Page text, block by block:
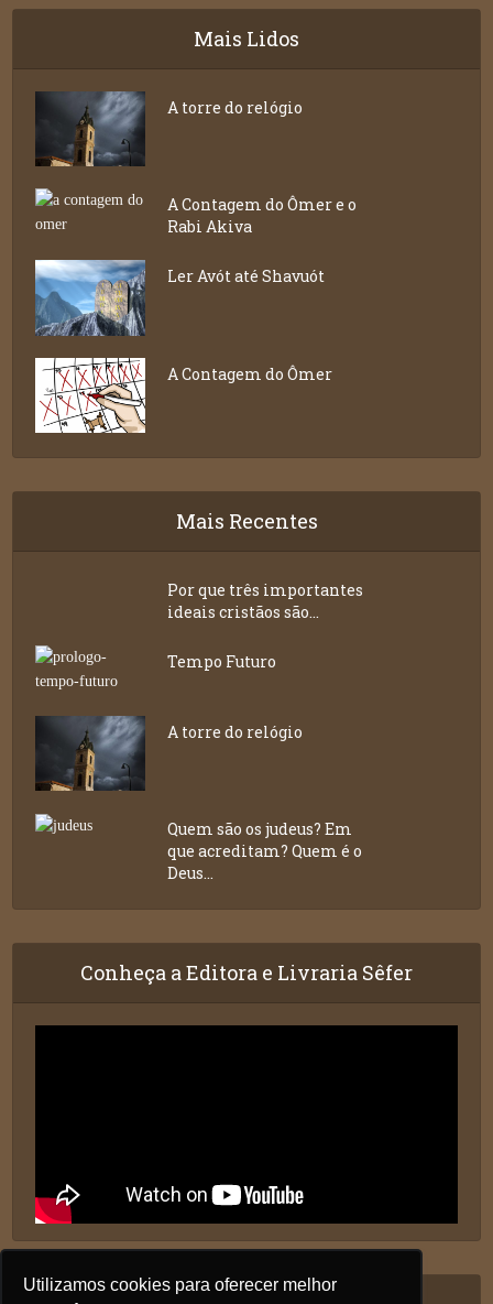
Utilizamos cookies para oferecer melhor
Mais Lidos
A torre do relógio
A Contagem do Ômer e o
Rabi Akiva
Ler Avót até Shavuót
A Contagem do Ômer
Mais Recentes
Por que três importantes
ideais cristãos são...
Tempo Futuro
A torre do relógio
Quem são os judeus? Em
que acreditam? Quem é o
Deus...
Conheça a Editora e Livraria Sêfer